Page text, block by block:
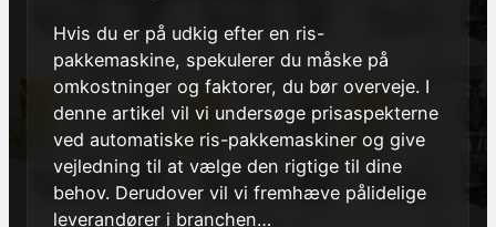
Hvis du er på udkig efter en ris-
pakkemaskine, spekulerer du måske på
omkostninger og faktorer, du bør overveje. I
denne artikel vil vi undersøge prisaspekterne
ved automatiske ris-pakkemaskiner og give
vejledning til at vælge den rigtige til dine
behov. Derudover vil vi fremhæve pålidelige
leverandører i branchen…